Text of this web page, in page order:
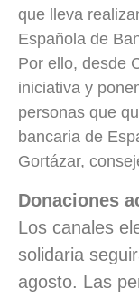
que lleva
Española de
Por ello, desde
iniciativa y
personas que
bancaria de
Gortázar,
Donaciones
Los canales
solidaria
agosto. Las